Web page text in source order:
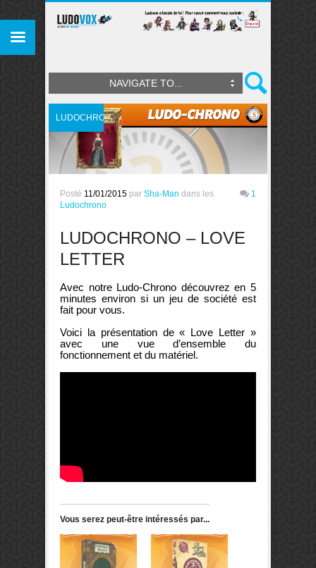
NAVIGATE TO...
LUDOCHRONO
Posté 11/01/2015 par Sha-Man dans les
Ludochrono
1
LUDOCHRONO – LOVE
LETTER
Avec notre Ludo-Chrono découvrez en 5
minutes environ si un jeu de société est
fait pour vous.
Voici la présentation de « Love Letter »
avec une vue d’ensemble du
fonctionnement et du matériel.
Vous serez peut-être intéressés par...